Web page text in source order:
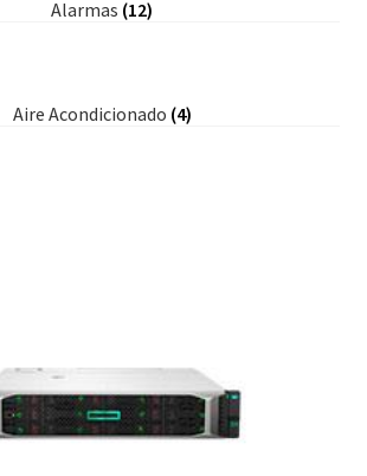
Alarmas (12)
Aire Acondicionado (4)